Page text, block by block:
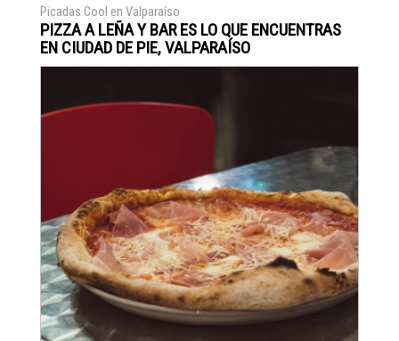
Picadas Cool en Valparaíso
PIZZA A LEÑA Y BAR ES LO QUE ENCUENTRAS
EN CIUDAD DE PIE, VALPARAÍSO